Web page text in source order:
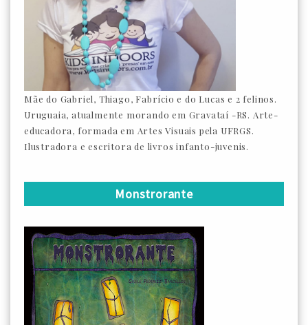
Mãe do Gabriel, Thiago, Fabrício e do Lucas e 2 felinos.
Uruguaia, atualmente morando em Gravataí -RS. Arte-
educadora, formada em Artes Visuais pela UFRGS.
Ilustradora e escritora de livros infanto-juvenis.
Monstrorante